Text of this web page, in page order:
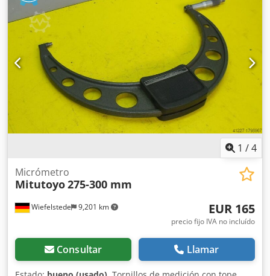
1 /4
Wiefelstede 9,201 km
Micrómetro
Mitutoyo275-300 mm
EUR 165
precio fijo IVA no incluído
Consultar Llamar